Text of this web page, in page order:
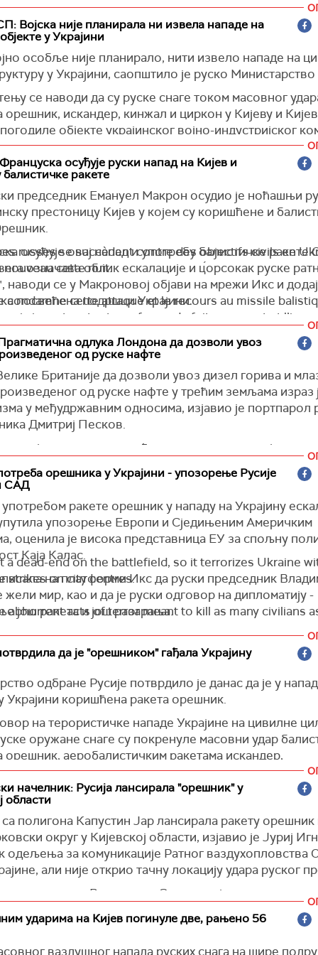
да му покажу снимке бомбардоване школе и
- можда ће га то уверити да финансира
је Захарова, пренео је
је коментарисала Макронову објаву на платформи
област током ноћи, у којем су најмање две
а најмање 77 повређено.
Војска није планирала ни извела нападе на
у Украјини
особље није планирало, нити извело нападе на
у Украјини, саопштило је руско
се наводи да су руске снаге током масовног
орешник, искандер, кинжал и циркон у Кијеву и
објекте украјинског војно-индустријског
пунктове Главне команде Копнених снага и Главну
управу Министарства одбране Украјине и друге
Оружаних снага Украјине", пренео је Тас.
осуђује руски напад на Кијев и
балистичке ракете
председник Емануел Макрон осудио је ноћашњи
престоницу Кијев у којем су коришћене и
осуђује овај напад и употребу балистичке ракете
означава облик ескалације и ц́орсокак руске
наводи се у Макроновој објави на мрежи Икс и
посвећена подршци Украјини.
russes se succèdent contre des objectifs civils en
nouveau cette nuit.
condamne cette attaque et le recours au missile
qui signent surtout une forme de fuite en avant et
Macron (@EmmanuelMacron)
одлука Лондона да дозволи увоз
од руске нафте
Британије да дозволи увоз дизел горива и
од руске нафте у трећим земљама израз
у међудржавним односима, изјавио је портпарол
Дмитриј Песков.
када се тичу међуљудске комуникације,
рекао је портпарол Кремља, коментаришући
преноси
је 19. маја дозволила увоз дизел горива и
од руске нафте у трећим земљама.
орешника у Украјини - упозорење Русије
САД
употребом ракете орешник у нападу на Украјину
упозорење Европи и Сједињеним Америчким
оценила је висока представница ЕУ за спољну
Каја Калас.
на платформи Икс да руски председник
жели мир, као и да је руски одговор на дипломатију -
још ракета и још разарања.
образац великих руских удара понављаће
Украјини да га онемогући", навела је Калас. Она
да додатно повећамо финансијске губитке
и кроз строже санкције", навела је Калас.
одбране Русије потврдило је данас да је у
Украјини коришћена ракета орешник.
a dead-end on the battlefield, so it terrorizes Ukraine
strikes on city centres.
abhorrent acts of terror meant to kill as many civilians
reportedly using Oreshnik intermediate-range ballistic
(@kajakallas)May 24, 2026
да је "орешником" гађала Украјину
одбране Русије потврдило је данас да је у
Украјини коришћена ракета орешник.
на терористичке нападе Украјине на цивилне
оружане снаге су покренуле масовни удар
орешник, аеробалистичким ракетама искандер,
аеробалистичким ракетама кинжал,
циркон, крстарећим ракетама ваздушног, морског и
као и беспилотним летелицама, на војне командне
базе и предузећа одбрамбене индустрије у
је у саопштењу Министарства одбране Русије,
"циљеви удара су постигнути и сви објекти
су погођени".
начелник: Русија лансирала "орешник" у
области
са полигона Капустин Јар лансирала ракету орешник
округ у Кијевској области, изјавио је Јуриј
одељења за комуникације Ратног ваздухопловства
али није открио тачну локацију удара руског
председник Володимир Зеленски је потврдио
Владимир Путин је лансирао ракету орешник на
је заиста неадекватно. Важно је да ово не остане
ударима на Кијев погинуле две, рањено 56
ваздушног напада руских снага на шире